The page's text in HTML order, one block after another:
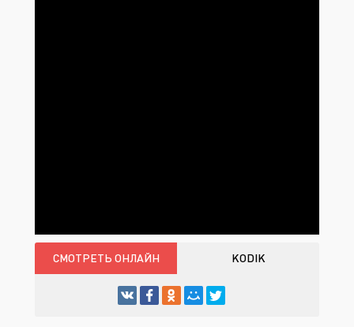
СМОТРЕТЬ ОНЛАЙН KODIK